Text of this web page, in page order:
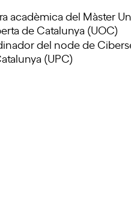
acadèmica del Màster
de Catalunya (UOC)
del node de
(UPC)